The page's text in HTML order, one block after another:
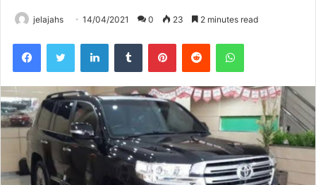
jelajahs 14/04/2021 0 23 2 minutes read